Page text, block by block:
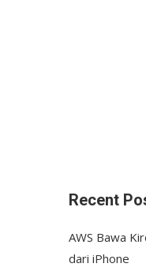
Recent
AWS Bawa
dari iPhone